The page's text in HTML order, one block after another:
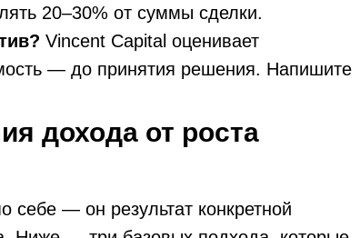
20–30% от суммы сделки.
Vincent Capital оценивает
— до принятия решения. Напишите
дохода от роста
себе — он результат конкретной